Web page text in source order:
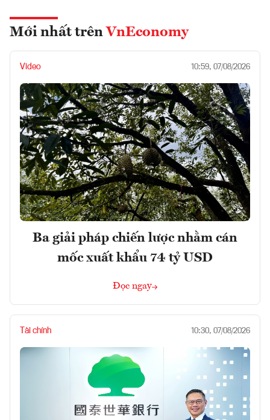
Mới nhất trên VnEconomy
Video 10:59, 07/08/2026
Ba giải pháp chiến lược nhằm cán
mốc xuất khẩu 74 tỷ USD
Đọc ngay
Tài chính 10:30, 07/08/2026